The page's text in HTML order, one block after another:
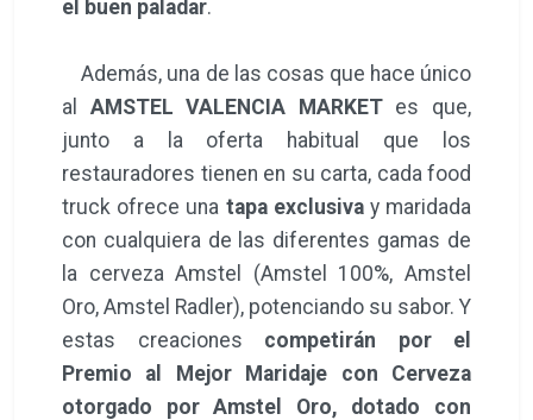
el buen paladar.
Además, una de las cosas que hace único
al AMSTEL VALENCIA MARKETes que,
junto a la oferta habitual que los
restauradores tienen en su carta, cada food
truck ofrece una tapa exclusivay maridada
con cualquiera de las diferentes gamas de
la cerveza Amstel (Amstel 100%, Amstel
Oro, Amstel Radler), potenciando su sabor. Y
estas creaciones competirán por el
Premio al Mejor Maridaje
con Cerveza
otorgado por Amstel Oro, dotado con